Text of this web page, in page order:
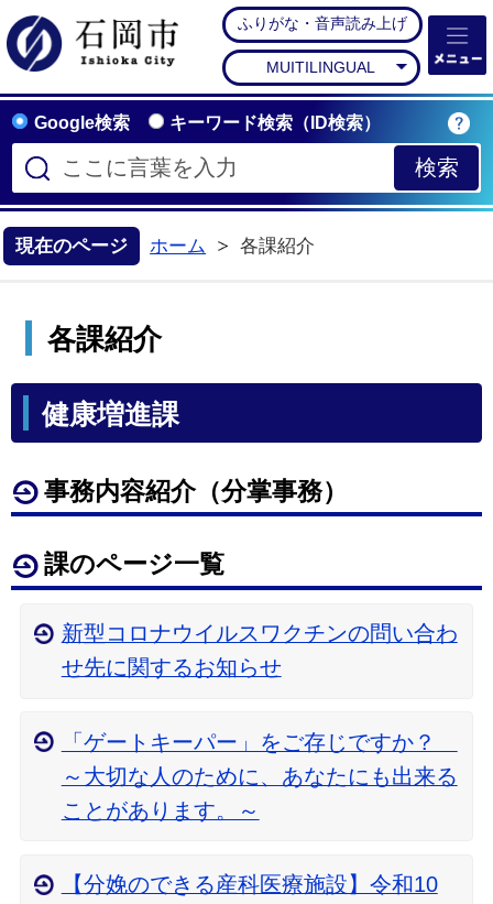
石岡市公式ホームペー
ふりがな・音声読み上げ
MUITILINGUAL
Google検索 キーワード検索（ID検索）
現在のページ ホーム 各課紹介
各課紹介
健康増進課
事務内容紹介（分掌事務）
課のページ一覧
新型コロナウイルスワクチンの問い合わ
せ先に関するお知らせ
「ゲートキーパー」をご存じですか？
～大切な人のために、あなたにも出来る
ことがあります。～
【分娩のできる産科医療施設】令和10